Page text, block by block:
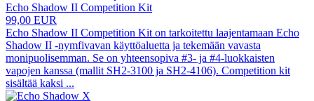
Echo Shadow II Competition Kit
99,00 EUR
Echo Shadow II Competition Kit on tarkoitettu laajentamaan Echo
Shadow II -nymfivavan käyttöaluetta ja tekemään vavasta
monipuolisemman. Se on yhteensopiva #3- ja #4-luokkaisten
vapojen kanssa (mallit SH2-3100 ja SH2-4106). Competition kit
sisältää kaksi ...